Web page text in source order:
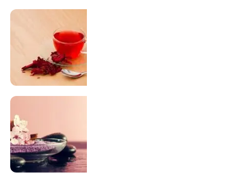
Para antes e depois de engravidar
Saiba Mais